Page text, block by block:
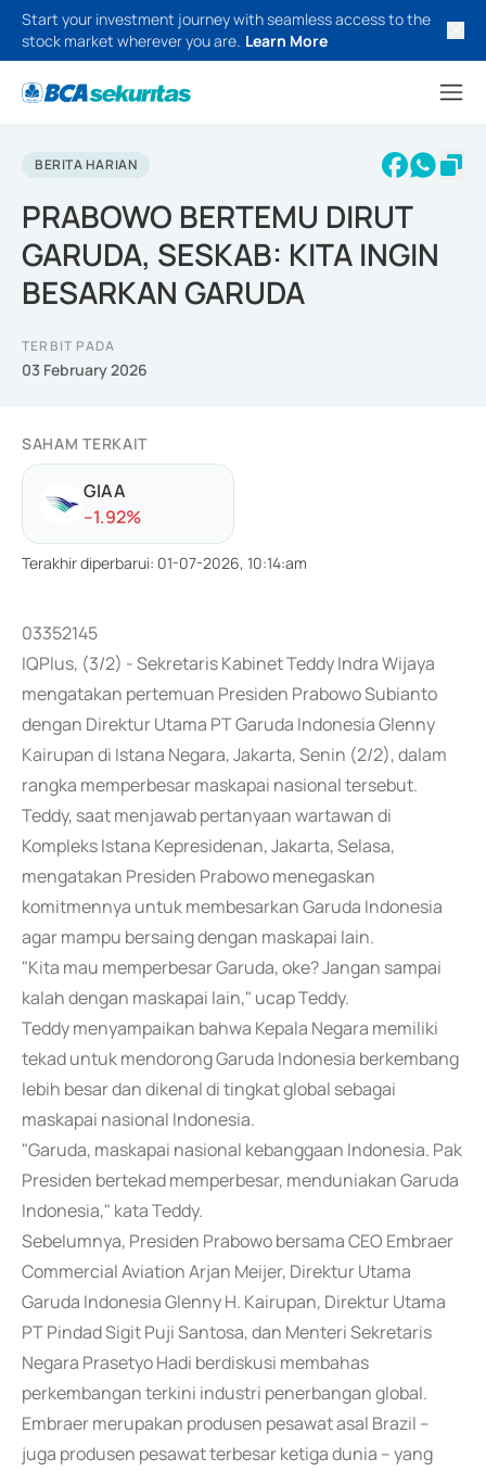
Start your investment journey with seamless access to the
stock market wherever you are. Learn More
BERITA HARIAN
PRABOWO BERTEMU DIRUT
GARUDA, SESKAB: KITA INGIN
BESARKAN GARUDA
TERBIT PADA
03 February 2026
SAHAM TERKAIT
GIAA
--1.92%
Terakhir diperbarui: 01-07-2026, 10:14:am
03352145
IQPlus, (3/2) - Sekretaris Kabinet Teddy Indra Wijaya
mengatakan pertemuan Presiden Prabowo Subianto
dengan Direktur Utama PT Garuda Indonesia Glenny
Kairupan di Istana Negara, Jakarta, Senin (2/2), dalam
rangka memperbesar maskapai nasional tersebut.
Teddy, saat menjawab pertanyaan wartawan di
Kompleks Istana Kepresidenan, Jakarta, Selasa,
mengatakan Presiden Prabowo menegaskan
komitmennya untuk membesarkan Garuda Indonesia
agar mampu bersaing dengan maskapai lain.
"Kita mau memperbesar Garuda, oke? Jangan sampai
kalah dengan maskapai lain," ucap Teddy.
Teddy menyampaikan bahwa Kepala Negara memiliki
tekad untuk mendorong Garuda Indonesia berkembang
lebih besar dan dikenal di tingkat global sebagai
maskapai nasional Indonesia.
"Garuda, maskapai nasional kebanggaan Indonesia. Pak
Presiden bertekad memperbesar, menduniakan Garuda
Indonesia," kata Teddy.
Sebelumnya, Presiden Prabowo bersama CEO Embraer
Commercial Aviation Arjan Meijer, Direktur Utama
Garuda Indonesia Glenny H. Kairupan, Direktur Utama
PT Pindad Sigit Puji Santosa, dan Menteri Sekretaris
Negara Prasetyo Hadi berdiskusi membahas
perkembangan terkini industri penerbangan global.
Embraer merupakan produsen pesawat asal Brazil --
juga produsen pesawat terbesar ketiga dunia -- yang